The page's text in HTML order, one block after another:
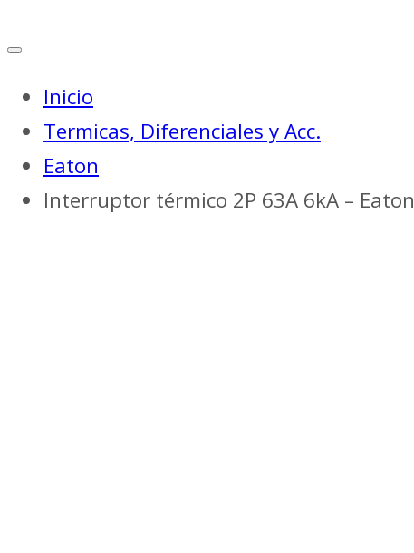
Inicio
Termicas, Diferenciales y Acc.
Eaton
Interruptor térmico 2P 63A 6kA – Eaton